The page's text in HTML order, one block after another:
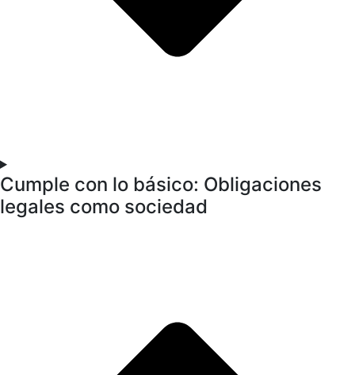
Cumple con lo básico: Obligaciones
legales como sociedad